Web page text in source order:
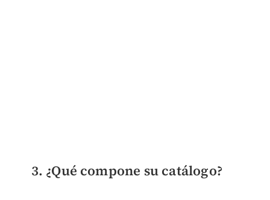
3. ¿Qué compone su catálogo?